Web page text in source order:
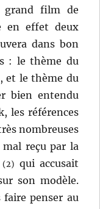
grand film de
en effet deux
dans bon
: le thème du
et le thème du
bien entendu
les références
nombreuses
reçu par la
(2) qui accusait
son modèle.
faire penser au